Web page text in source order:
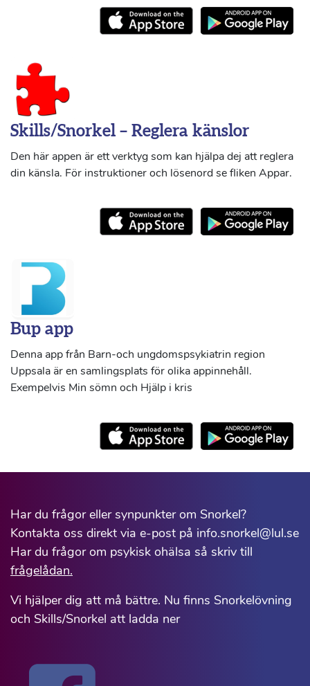
Skills/Snorkel – Reglera känslor
Den här appen är ett verktyg som kan hjälpa dej att reglera
din känsla. För instruktioner och lösenord se fliken Appar.
Bup app
Denna app från Barn-och ungdomspsykiatrin region
Uppsala är en samlingsplats för olika appinnehåll.
Exempelvis Min sömn och Hjälp i kris
Har du frågor eller synpunkter om Snorkel?
Kontakta oss direkt via e-post på info.snorkel@lul.se
Har du frågor om psykisk ohälsa så skriv till
frågelådan.
Vi hjälper dig att må bättre. Nu finns Snorkelövning
och Skills/Snorkel att ladda ner